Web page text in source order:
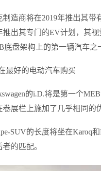
制造商将在2019年推出其
推出其专门的EV计划，其
底盘架构上的第一辆汽车之
最好的电动汽车购买
的i.D.将是第一个
卷展栏上施加了几乎相同的
SUV的长度将坐在Karoq
的匹配。